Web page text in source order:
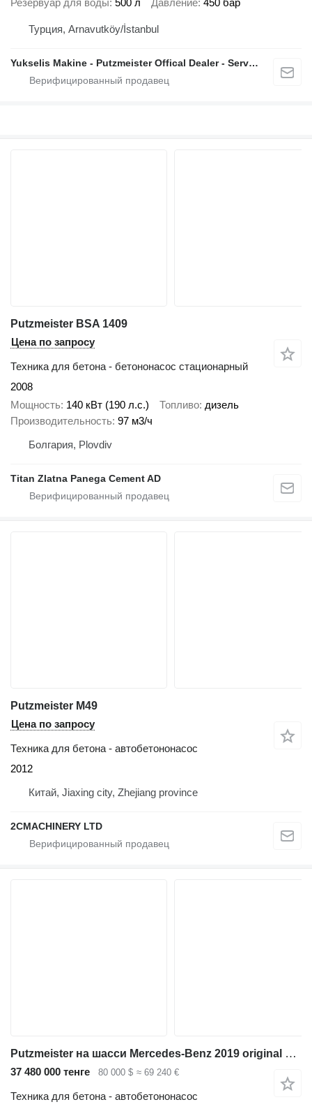
Резервуар для воды 500 л Давление 450 бар
Турция, Arnavutköy/İstanbul
Yukselis Makine - Putzmeister Offical Dealer - Service And Sales Center
Putzmeister BSA 1409
Цена по запросу
Техника для бетона - бетононасос стационарный
2008
Мощность 140 кВт (190 л.с.) Топливо дизель
Производительность 97 м3/ч
Болгария, Plovdiv
Titan Zlatna Panega Cement AD
Putzmeister M49
Цена по запросу
Техника для бетона - автобетононасос
2012
Китай, Jiaxing city, Zhejiang province
2CMACHINERY LTD
Putzmeister на шасси Mercedes-Benz 2019 original zoomlion concrete pump 56m euro 5
37 480 000 тенге 80 000 $ ≈ 69 240 €
Техника для бетона - автобетононасос